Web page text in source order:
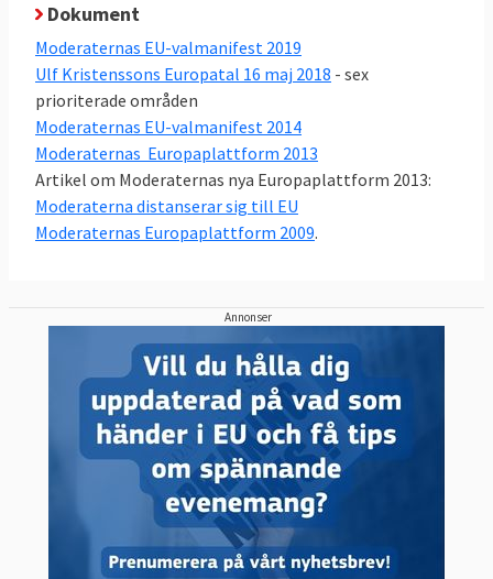
Dokument
Moderaternas EU-valmanifest 2019
Ulf Kristenssons Europatal 16 maj 2018 - sex
prioriterade områden
Moderaternas EU-valmanifest 2014
Moderaternas Europaplattform 2013
Artikel om Moderaternas nya Europaplattform 2013:
Moderaterna distanserar sig till EU
Moderaternas Europaplattform 2009.
Annonser